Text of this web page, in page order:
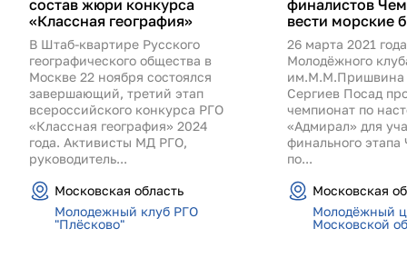
состав жюри конкурса
«Классная география»
В Штаб-квартире Русского
географического общества в
Москве 22 ноября состоялся
завершающий, третий этап
всероссийского конкурса РГО
«Классная география» 2024
года. Активисты МД РГО,
руководитель...
Московская область
Молодежный клуб РГО
"Плёсково"
финалистов
вести морские
26 марта 2021
Молодёжного
им.М.М.Пришвина
Сергиев Посад
чемпионат по
«Адмирал» для
финального этапа
по...
Московская
Молодёжный
Московской